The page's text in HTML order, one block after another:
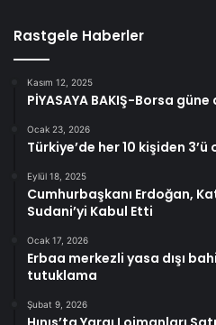
Rastgele Haberler
Kasım 12, 2025
PİYASAYA BAKIŞ-Borsa
Ocak 23, 2026
Türkiye’de her 10 kişiden 3’ü
Eylül 18, 2025
Cumhurbaşkanı Erdoğan,
Sudani’yi Kabul Etti
Ocak 17, 2026
Erbaa merkezli yasa dışı
tutuklama
Şubat 9, 2026